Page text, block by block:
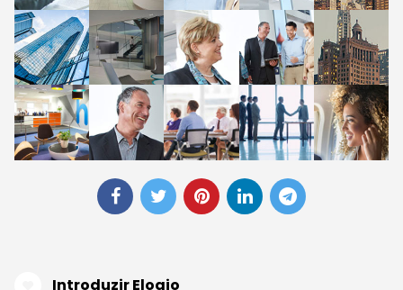
Introduzir Elogio